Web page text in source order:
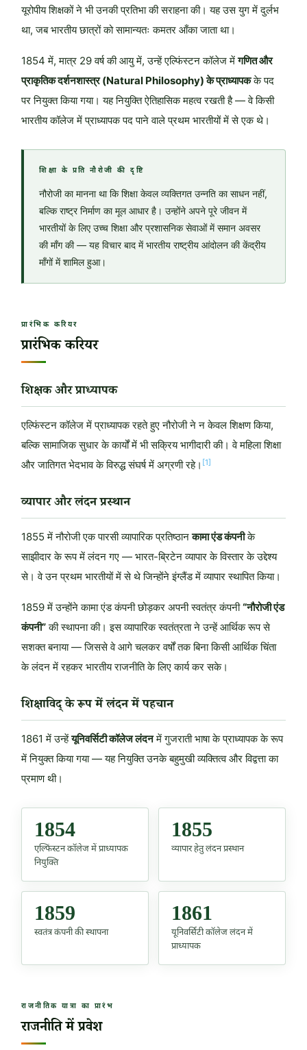
यूरोपीय शिक्षकों ने भी उनकी प्रतिभा की सराहना की। यह उस युग में दुर्लभ
था, जब भारतीय छात्रों को सामान्यतः कमतर आँका जाता था।
1854 में, मात्र 29 वर्ष की आयु में, उन्हें एल्फिंस्टन कॉलेज मेंगणित और
प्राकृतिक दर्शनशास्त्र (Natural Philosophy) के प्राध्यापकके पद
पर नियुक्त किया गया। यह नियुक्ति ऐतिहासिक महत्व रखती है — वे किसी
भारतीय कॉलेज में प्राध्यापक पद पाने वाले प्रथम भारतीयों में से एक थे।
शिक्षा के प्रति नौरोजी की दृष्टि
नौरोजी का मानना था कि शिक्षा केवल व्यक्तिगत उन्नति का साधन नहीं,
बल्कि राष्ट्र निर्माण का मूल आधार है। उन्होंने अपने पूरे जीवन में
भारतीयों के लिए उच्च शिक्षा और प्रशासनिक सेवाओं में समान अवसर
की माँग की — यह विचार बाद में भारतीय राष्ट्रीय आंदोलन की केंद्रीय
माँगों में शामिल हुआ।
प्रारंभिक करियर
प्रारंभिक करियर
शिक्षक और प्राध्यापक
एल्फिंस्टन कॉलेज में प्राध्यापक रहते हुए नौरोजी ने न केवल शिक्षण किया,
बल्कि सामाजिक सुधार के कार्यों में भी सक्रिय भागीदारी की। वे महिला शिक्षा
और जातिगत भेदभाव के विरुद्ध संघर्ष में अग्रणी रहे। [1]
व्यापार और लंदन प्रस्थान
1855 में नौरोजी एक पारसी व्यापारिक प्रतिष्ठानकामा एंड कंपनीके
साझीदार के रूप में लंदन गए — भारत-ब्रिटेन व्यापार के विस्तार के उद्देश्य
से। वे उन प्रथम भारतीयों में से थे जिन्होंने इंग्लैंड में व्यापार स्थापित किया।
1859 में उन्होंने कामा एंड कंपनी छोड़कर अपनी स्वतंत्र कंपनी“नौरोजी एंड
कंपनी”की स्थापना की। इस व्यापारिक स्वतंत्रता ने उन्हें आर्थिक रूप से
सशक्त बनाया — जिससे वे आगे चलकर वर्षों तक बिना किसी आर्थिक चिंता
के लंदन में रहकर भारतीय राजनीति के लिए कार्य कर सके।
शिक्षाविद् के रूप में लंदन में पहचान
1861 में उन्हेंयूनिवर्सिटी कॉलेज लंदनमें गुजराती भाषा के प्राध्यापक के रूप
में नियुक्त किया गया — यह नियुक्ति उनके बहुमुखी व्यक्तित्व और विद्वत्ता का
प्रमाण थी।
1854
एल्फिंस्टन कॉलेज में प्राध्यापक
नियुक्ति
1855
व्यापार हेतु लंदन प्रस्थान
1859
स्वतंत्र कंपनी की स्थापना
1861
यूनिवर्सिटी कॉलेज लंदन में
प्राध्यापक
राजनीतिक यात्रा का प्रारंभ
राजनीति में प्रवेश